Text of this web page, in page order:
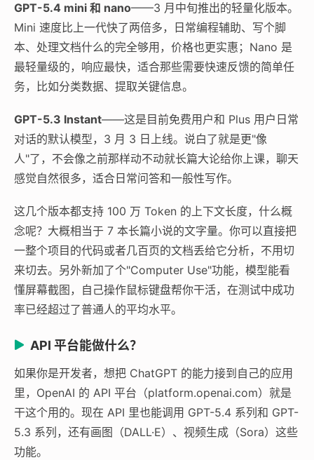
GPT-5.4 mini 和 nano——3 月中旬推出的轻量化版本。
Mini 速度比上一代快了两倍多，日常编程辅助、写个脚
本、处理文档什么的完全够用，价格也更实惠；Nano 是
最轻量级的，响应最快，适合那些需要快速反馈的简单任
务，比如分类数据、提取关键信息。
GPT-5.3 Instant——这是目前免费用户和 Plus 用户日常
对话的默认模型，3 月 3 日上线。说白了就是更"像
人"了，不会像之前那样动不动就长篇大论给你上课，聊天
感觉自然很多，适合日常问答和一般性写作。
这几个版本都支持 100 万 Token 的上下文长度，什么概
念呢？大概相当于 7 本长篇小说的文字量。你可以直接把
一整个项目的代码或者几百页的文档丢给它分析，不用切
来切去。另外新加了个"Computer Use"功能，模型能看
懂屏幕截图，自己操作鼠标键盘帮你干活，在测试中成功
率已经超过了普通人的平均水平。
API 平台能做什么？
如果你是开发者，想把 ChatGPT 的能力接到自己的应用
里，OpenAI 的 API 平台（platform.openai.com）就是
干这个用的。现在 API 里也能调用 GPT-5.4 系列和 GPT-
5.3 系列，还有画图（DALL·E）、视频生成（Sora）这些
功能。